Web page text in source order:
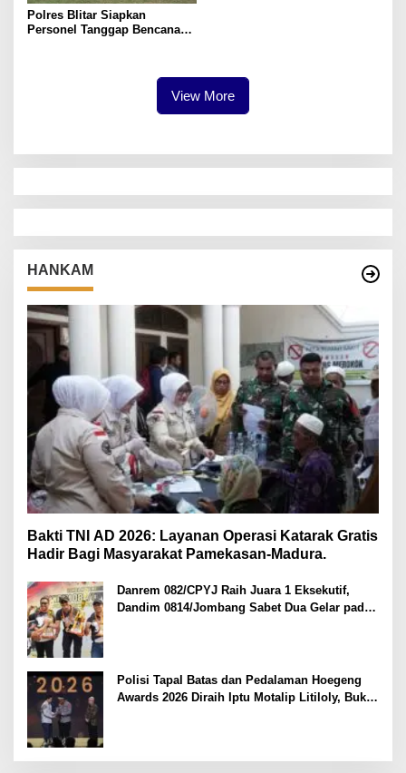
Polres Blitar Siapkan
Personel Tanggap Bencana
View More
HANKAM
Bakti TNI AD 2026: Layanan Operasi Katarak Gratis
Hadir Bagi Masyarakat Pamekasan-Madura.
Danrem 082/CPYJ Raih Juara 1 Eksekutif,
Dandim 0814/Jombang Sabet Dua Gelar pada
Polisi Tapal Batas dan Pedalaman Hoegeng
Awards 2026 Diraih Iptu Motalip Litiloly, Bukti